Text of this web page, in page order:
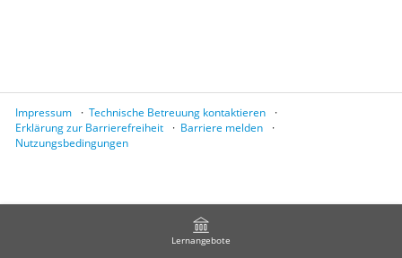
Lernangebote
Impressum
Technische Betreuung kontaktieren
Erklärung zur Barrierefreiheit
Barriere melden
Nutzungsbedingungen